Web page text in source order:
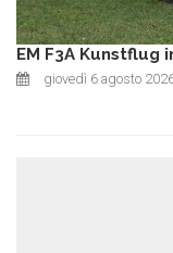
EM F3A Kunstflug
giovedì 6 agosto